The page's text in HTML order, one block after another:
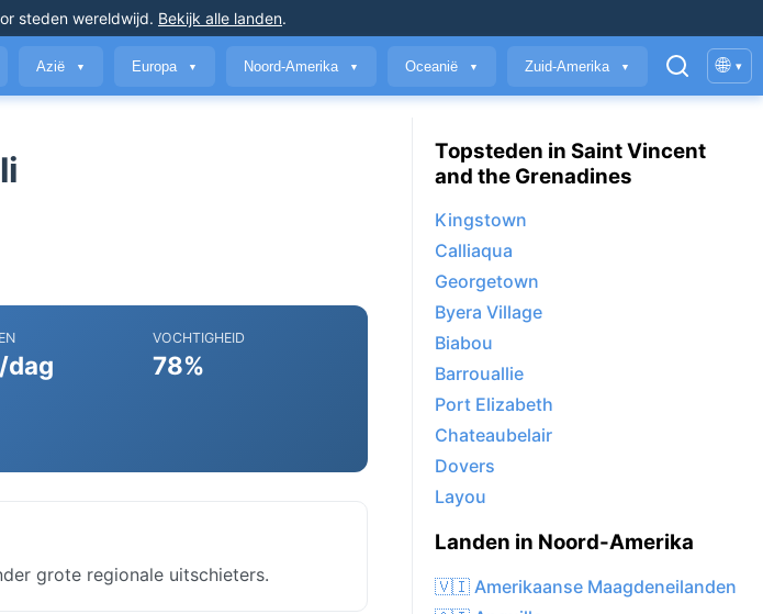
steden wereldwijd. Bekijk alle landen.
Azië ▼ Europa ▼ Noord-Amerika ▼ Oceanië ▼ Zuid-Amerika ▼ 🌐 ▾
dag
VOCHTIGHEID
78%
grote regionale uitschieters.
Topsteden in Saint Vincent
and the Grenadines
Kingstown
Calliaqua
Georgetown
Byera Village
Biabou
Barrouallie
Port Elizabeth
Chateaubelair
Dovers
Layou
Landen in Noord-Amerika
🇻🇮 Amerikaanse Maagdeneilanden